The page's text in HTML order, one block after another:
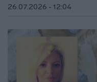
26.07.2026 - 12:04